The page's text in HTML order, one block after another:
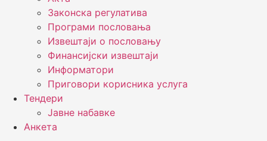
Законска регулатива
Програми пословања
Извештаји о пословању
Финансијски извештаји
Информатори
Приговори корисника услуга
Тендери
Јавне набавке
Анкета